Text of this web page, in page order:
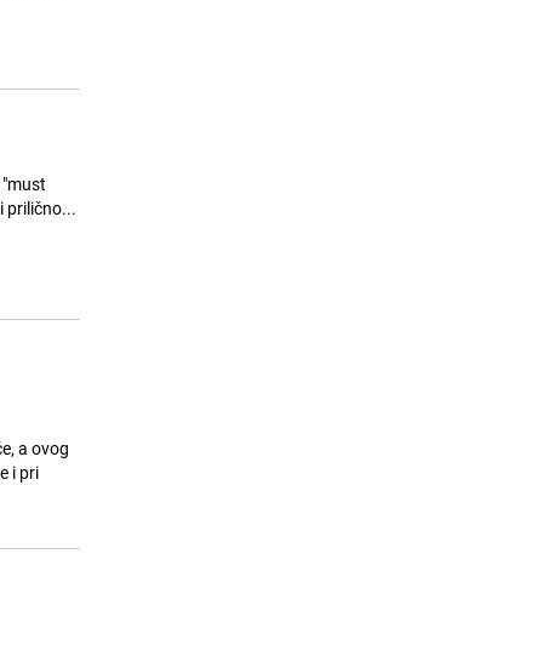
i prilično...
a ovog
i pri